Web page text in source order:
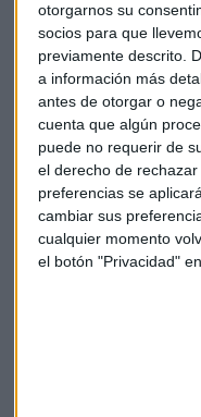
otorgarnos su
socios para que
previamente descrito.
a información más
antes de otorgar o
cuenta que algún
puede no requerir de
el derecho de
preferencias se
cambiar sus
cualquier momento
el botón "Privacidad"
Denuncia la actuación
"nuestros camiones
mercancías".Valdivia
los clientes en el sector
con actuaciones como
"Nos
pasividad de
salvaguardar